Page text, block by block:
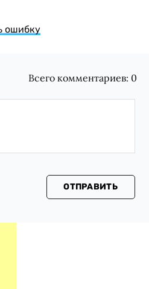
ошибку
Всего комментариев: 0
ОТПРАВИТЬ